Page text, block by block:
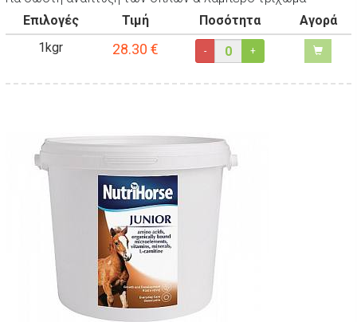
Επιλογές
Τιμή Ποσότητα
Αγορά
1kgr
28.30 € - +